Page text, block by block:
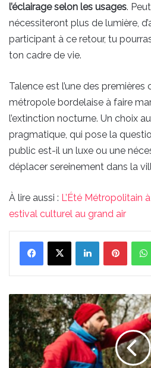
l’éclairage selon les usages.
nécessiteront plus de lumière,
participant à ce retour, tu
ton cadre de vie.
Talence est l’une des
métropole bordelaise à faire
l’extinction nocturne. Un choix
pragmatique, qui pose la
public est-il un luxe ou une
déplacer sereinement dans la
À lire aussi : L’Été Métropolitain
estival culturel au grand air
Linkedin
L’Été
Métropolitain
à
Bordeaux
:
un